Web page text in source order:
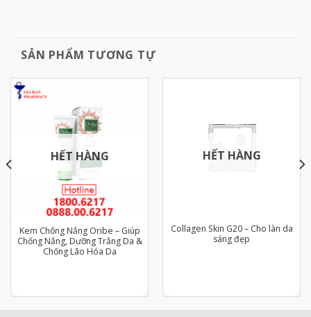
SẢN PHẨM TƯƠNG TỰ
HẾT HÀNG
Kem Chống Nắng Oribe – Giúp
Chống Nắng, Dưỡng Trắng Da &
Chống Lão Hóa Da
HẾT HÀNG
Collagen Skin G20 – Cho làn da
sáng đẹp